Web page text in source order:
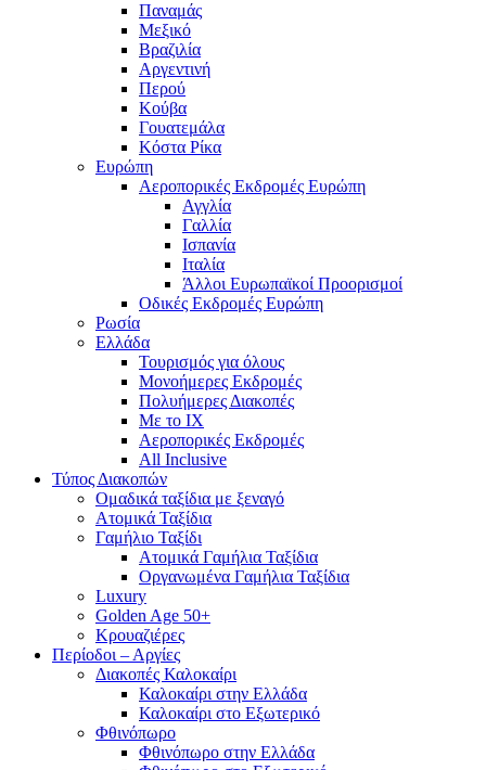
Παναμάς
Μεξικό
Βραζιλία
Αργεντινή
Περού
Κούβα
Γουατεμάλα
Κόστα Ρίκα
Ευρώπη
Αεροπορικές Εκδρομές Ευρώπη
Αγγλία
Γαλλία
Ισπανία
Ιταλία
Άλλοι Ευρωπαϊκοί Προορισμοί
Οδικές Εκδρομές Ευρώπη
Ρωσία
Ελλάδα
Τουρισμός για όλους
Mονοήμερες Εκδρομές
Πολυήμερες Διακοπές
Με το ΙΧ
Αεροπορικές Εκδρομές
All Inclusive
Τύπος Διακοπών
Ομαδικά ταξίδια με ξεναγό
Ατομικά Ταξίδια
Γαμήλιο Ταξίδι
Ατομικά Γαμήλια Ταξίδια
Οργανωμένα Γαμήλια Ταξίδια
Luxury
Golden Age 50+
Κρουαζιέρες
Περίοδοι – Αργίες
Διακοπές Καλοκαίρι
Καλοκαίρι στην Ελλάδα
Καλοκαίρι στο Εξωτερικό
Φθινόπωρο
Φθινόπωρο στην Ελλάδα